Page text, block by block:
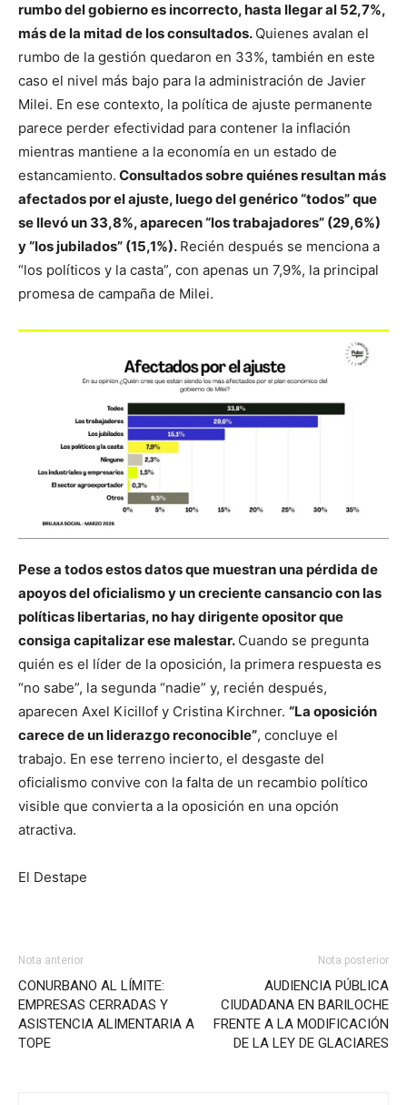
rumbo del gobierno es incorrecto, hasta llegar al 52,7%,
más de la mitad de los consultados. Quienes avalan el
rumbo de la gestión quedaron en 33%, también en este
caso el nivel más bajo para la administración de Javier
Milei. En ese contexto, la política de ajuste permanente
parece perder efectividad para contener la inflación
mientras mantiene a la economía en un estado de
estancamiento. Consultados sobre quiénes resultan más
afectados por el ajuste, luego del genérico “todos” que
se llevó un 33,8%, aparecen “los trabajadores” (29,6%)
y “los jubilados” (15,1%). Recién después se menciona a
“los políticos y la casta”, con apenas un 7,9%, la principal
promesa de campaña de Milei.
Pese a todos estos datos que muestran una pérdida de
apoyos del oficialismo y un creciente cansancio con las
políticas libertarias, no hay dirigente opositor que
consiga capitalizar ese malestar. Cuando se pregunta
quién es el líder de la oposición, la primera respuesta es
“no sabe”, la segunda “nadie” y, recién después,
aparecen Axel Kicillof y Cristina Kirchner. “La oposición
carece de un liderazgo reconocible”, concluye el
trabajo. En ese terreno incierto, el desgaste del
oficialismo convive con la falta de un recambio político
visible que convierta a la oposición en una opción
atractiva.
El Destape
Nota anterior
CONURBANO AL LÍMITE:
EMPRESAS CERRADAS Y
ASISTENCIA ALIMENTARIA A
TOPE
Nota posterior
AUDIENCIA PÚBLICA
CIUDADANA EN BARILOCHE
FRENTE A LA MODIFICACIÓN
DE LA LEY DE GLACIARES